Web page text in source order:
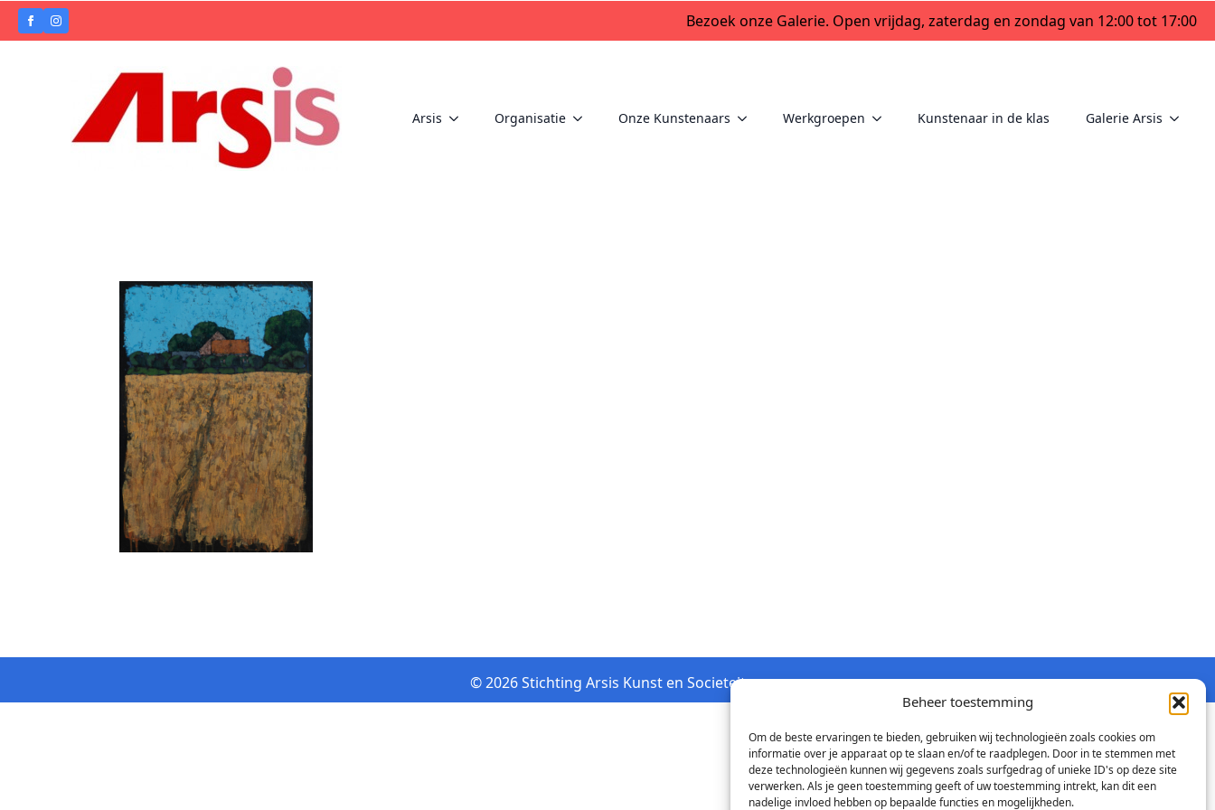
Beheer toestemming
Om de beste ervaringen te bieden, gebruiken wij technologieën zoals cookies om
informatie over je apparaat op te slaan en/of te raadplegen. Door in te stemmen met
deze technologieën kunnen wij gegevens zoals surfgedrag of unieke ID's op deze site
verwerken. Als je geen toestemming geeft of uw toestemming intrekt, kan dit een
nadelige invloed hebben op bepaalde functies en mogelijkheden.
Bezoek onze Galerie. Open vrijdag, zaterdag en zondag van 12:00 tot 17:00
Arsis Organisatie Onze Kunstenaars Werkgroepen Kunstenaar in de klas Galerie Arsis
© 2026 Stichting Arsis Kunst en Societeit